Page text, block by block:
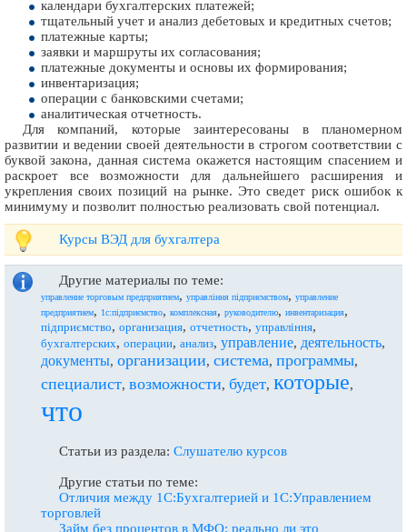
календари бухгалтерских платежей;
тщательный учет и анализ дебетовых и кредитных счетов;
платежные карты;
заявки и маршруты их согласования;
платежные документы и основы их формирования;
инвентаризация;
операции с банковскими счетами;
аналитическая отчетность.
Для компаний, которые заинтересованы в планомерном
развитии и ведении своей деятельности в строгом соответствии с
буквой закона, данная система окажется настоящим спасением и
раскроет все возможности для дальнейшего расширения и
укрепления своих позиций на рынке. Это сведет риск ошибок к
минимуму и позволит полностью реализовать свой потенциал.
Курсы ВЭД для бухгалтера
Другие материалы по теме:
управление торговым предприятием, управління підприємством, управление
предприятием, 1с:підприємство, комплексная, руководителю, инвентаризация,
підприємство, организация, отчетность, управління,
бухгалтерских, операции, анализ, управление, деятельность,
документы, организации, система, программы,
специалист, возможности, будет, которые,
что
Статьи из раздела: Слушателю курсов
Другие статьи по теме:
Отличия между 1С:Бухгалтерией и 1С:Управлением
торговлей
Займ без процентов в МФО: реально ли это